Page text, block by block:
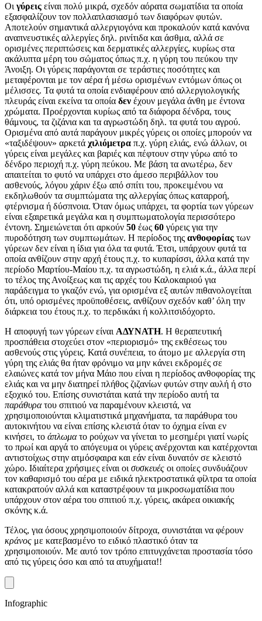
Οι γύρεις είναι πολύ μικρά, σχεδόν αόρατα σωματίδια τα οποία
εξασφαλίζουν τον πολλαπλασιασμό των διαφόρων φυτών.
Αποτελούν σημαντικά αλλεργιογόνα και προκαλούν κατά κανόνα
αναπνευστικές αλλεργίες δηλ. ρινίτιδα και άσθμα, αλλά σε
ορισμένες περιπτώσεις και δερματικές αλλεργίες, κυρίως στα
ακάλυπτα μέρη του σώματος όπως π.χ. η γύρη του πεύκου την
Άνοιξη. Οι γύρεις παράγονται σε τεράστιες ποσότητες και
μεταφέρονται με τον αέρα ή μέσω ορισμένων εντόμων όπως οι
μέλισσες. Τα φυτά τα οποία ενδιαφέρουν από αλλεργιολογικής
πλευράς είναι εκείνα τα οποία δεν έχουν μεγάλα άνθη με έντονα
χρώματα. Προέρχονται κυρίως από τα διάφορα δένδρα, τους
θάμνους, τα ζιζάνια και τα αγρωστώδη δηλ. τα φυτά του αγρού.
Ορισμένα από αυτά παράγουν μικρές γύρεις οι οποίες μπορούν να
«ταξιδέψουν» αρκετά χιλιόμετρα π.χ. γύρη ελιάς, ενώ άλλων, οι
γύρεις είναι μεγάλες και βαριές και πέφτουν στην γύρω από το
δένδρο περιοχή π.χ. γύρη πεύκου. Με βάση τα ανωτέρω, δεν
απαιτείται το φυτό να υπάρχει στο άμεσο περιβάλλον του
ασθενούς, λόγου χάριν έξω από σπίτι του, προκειμένου να
εκδηλωθούν τα συμπτώματα της αλλεργίας όπως καταρροή,
φτέρνισμα ή δύσπνοια. Όταν όμως υπάρχει, τα φορτία των γύρεων
είναι εξαιρετικά μεγάλα και η συμπτωματολογία περισσότερο
έντονη. Σημειώνεται ότι αρκούν 50 έως 60 γύρεις για την
πυροδότηση των συμπτωμάτων. Η περίοδος της ανθοφορίας των
γύρεων δεν είναι η ίδια για όλα τα φυτά. Έτσι, υπάρχουν φυτά τα
οποία ανθίζουν στην αρχή έτους π.χ. το κυπαρίσσι, άλλα κατά την
περίοδο Μαρτίου-Μαίου π.χ. τα αγρωστώδη, η ελιά κ.ά., άλλα περί
το τέλος της Ανοίξεως και τις αρχές του Καλοκαιριού για
παράδειγμα το γκαζόν ενώ, για ορισμένα εξ αυτών πιθανολογείται
ότι, υπό ορισμένες προϋποθέσεις, ανθίζουν σχεδόν καθ’ όλη την
διάρκεια του έτους π.χ. το περδικάκι ή κολλιτσιδόχορτο.
Η αποφυγή των γύρεων είναι ΑΔΥΝΑΤΗ. Η θεραπευτική
προσπάθεια στοχεύει στον «περιορισμό» της εκθέσεως του
ασθενούς στις γύρεις. Κατά συνέπεια, το άτομο με αλλεργία στη
γύρη της ελιάς θα ήταν φρόνιμο να μην κάνει εκδρομές σε
ελαιώνες κατά τον μήνα Μάιο που είναι η περίοδος ανθοφορίας της
ελιάς και να μην διατηρεί πλήθος ζιζανίων φυτών στην αυλή ή στο
εξοχικό του. Επίσης συνιστάται κατά την περίοδο αυτή τα
παράθυρατου σπιτιού να παραμένουν κλειστά, να
χρησιμοποιούνται κλιματιστικά μηχανήματα, τα παράθυρα του
αυτοκινήτου να είναι επίσης κλειστά όταν το όχημα είναι εν
κινήσει, το άπλωματο ρούχων να γίνεται το μεσημέρι γιατί νωρίς
το πρωί και αργά το απόγευμα οι γύρεις ανέρχονται και κατέρχονται
αντιστοίχως στην ατμόσφαιρα και εάν είναι δυνατόν σε κλειστό
χώρο. Ιδιαίτερα χρήσιμες είναι οι συσκευές οι οποίες συνδυάζουν
τον καθαρισμό του αέρα με ειδικά ηλεκτροστατικά φίλτρα τα οποία
κατακρατούν αλλά και καταστρέφουν τα μικροσωματίδια που
υπάρχουν στον αέρα του σπιτιού π.χ. γύρεις, ακάρεα οικιακής
σκόνης κ.ά.
Τέλος, για όσους χρησιμοποιούν δίτροχα, συνιστάται να φέρουν
κράνος με κατεβασμένο το ειδικό πλαστικό όταν τα
χρησιμοποιούν. Με αυτό τον τρόπο επιτυγχάνεται προστασία τόσο
από τις γύρεις όσο και από τα ατυχήματα!!
Infographic